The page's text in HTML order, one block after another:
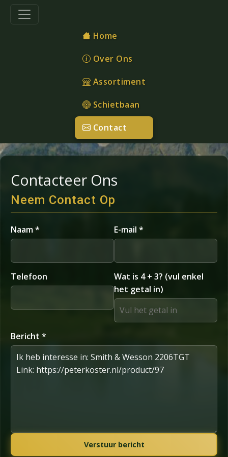
Home
Over Ons
Assortiment
Schietbaan
Contact
Contacteer Ons
Neem Contact Op
Naam * E-mail *
Telefoon
Wat is 4 + 3? (vul enkel
het getal in)
Bericht *
Verstuur bericht